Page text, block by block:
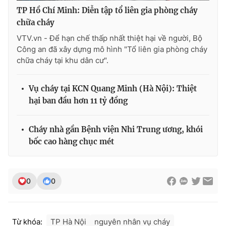
THỜI BÁO VTV
Theo dõi báo trên
Cơ quan chủ quản:Đài Truyền hình Việt Nam
Cơ quan báo chí:Thời báo VTV
Tổng Biên tập:
Tổng đài VTV:024.38 355 931 - 024.38 355 932
TP Hồ Chí Minh: Diễn tập tổ liên gia phòng cháy
chữa cháy
VTV.vn - Để hạn chế thấp nhất thiệt hại về người, Bộ
Công an đã xây dựng mô hình "Tổ liên gia phòng cháy
chữa cháy tại khu dân cư".
Vụ cháy tại KCN Quang Minh (Hà Nội): Thiệt
hại ban đầu hơn 11 tỷ đồng
Cháy nhà gần Bệnh viện Nhi Trung ương, khói
bốc cao hàng chục mét
0 0
Từ khóa: TP Hà Nội
nguyên nhân vụ cháy